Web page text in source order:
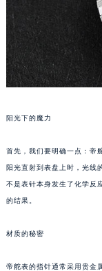
阳光下的魔力
首先，我们要明确一点：帝
阳光直射到表盘上时，光线
不是表针本身发生了化学反
的结果。
材质的秘密
帝舵表的指针通常采用贵金